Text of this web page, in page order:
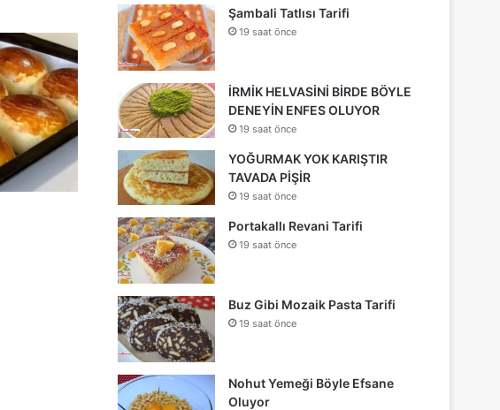
Şambali Tatlısı Tarifi
19 saat önce
İRMİK HELVASİNİ BİRDE BÖYLE
DENEYİN ENFES OLUYOR
19 saat önce
YOĞURMAK YOK KARIŞTIR
TAVADA PİŞİR
19 saat önce
Portakallı Revani Tarifi
19 saat önce
Buz Gibi Mozaik Pasta Tarifi
19 saat önce
Nohut Yemeği Böyle Efsane
Oluyor